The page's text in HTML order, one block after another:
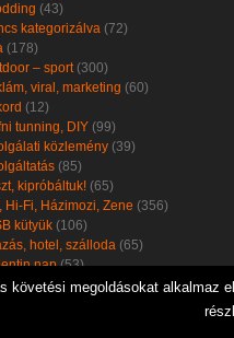
(43)
kategorizálva (72)
(178)
– sport(300)
viral, marketing (60)
(12)
tunning, DIY (99)
közlemény (39)
(85)
kipróbáltuk! (65)
Hi-Fi, Házimozi, Zene (356)
kütyük (106)
hotel, szálloda (65)
nap(53)
öko, környezetbarát(102)
követési megoldásokat